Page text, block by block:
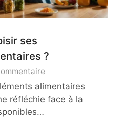
ses
?
Comment
bien
choisir
alimentaires
réfléchie face à la